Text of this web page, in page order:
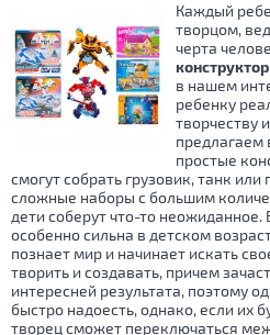
Каждый
творцом,
черта
конструктор
в нашем
ребенку
творчеству
предлагаем
простые
смогут собрать грузовик, танк или
сложные наборы с большим
дети соберут что-то неожиданное.
особенно сильна в детском
познает мир и начинает искать
творить и создавать, причем
интересней результата, поэтому
быстро надоесть, однако, если их
творец сможет переключаться